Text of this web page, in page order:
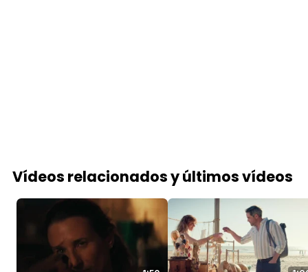
Vídeos relacionados y últimos vídeos